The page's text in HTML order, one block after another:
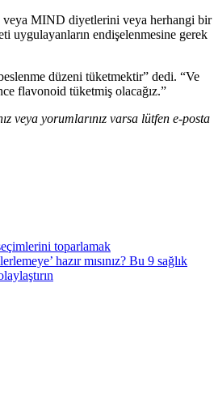
MIND diyetlerini veya herhangi bir
uygulayanların endişelenmesine gerek
düzeni tüketmektir” dedi. “Ve
flavonoid tüketmiş olacağız.”
veya yorumlarınız varsa lütfen e-posta
toparlamak
hazır mısınız? Bu 9 sağlık